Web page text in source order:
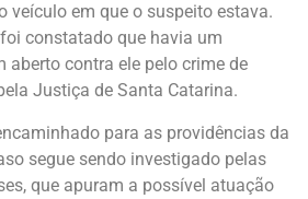
veículo em que o suspeito estava.
constatado que havia um
aberto contra ele pelo crime de
Justiça de Santa Catarina.
para as providências da
segue sendo investigado pelas
que apuram a possível atuação